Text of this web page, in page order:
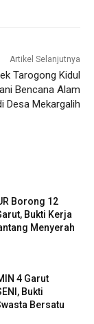
Artikel Selanjutnya
Tarogong Kidul
Bencana Alam
Desa Mekargalih
Borong 12
Bukti Kerja
Menyerah
4 Garut
Bukti
Bersatu